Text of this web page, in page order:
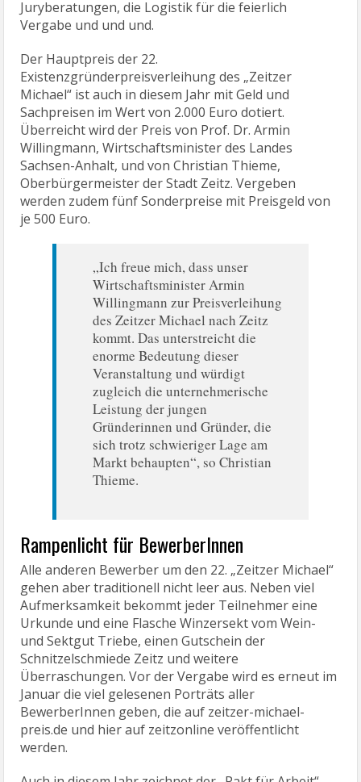
Juryberatungen, die Logistik für die feierlich
Vergabe und und und.
Der Hauptpreis der 22.
Existenzgründerpreisverleihung des „Zeitzer
Michael“ ist auch in diesem Jahr mit Geld und
Sachpreisen im Wert von 2.000 Euro dotiert.
Überreicht wird der Preis von Prof. Dr. Armin
Willingmann, Wirtschaftsminister des Landes
Sachsen-Anhalt, und von Christian Thieme,
Oberbürgermeister der Stadt Zeitz. Vergeben
werden zudem fünf Sonderpreise mit Preisgeld von
je 500 Euro.
„Ich freue mich, dass unser
Wirtschaftsminister Armin
Willingmann zur Preisverleihung
des Zeitzer Michael nach Zeitz
kommt. Das unterstreicht die
enorme Bedeutung dieser
Veranstaltung und würdigt
zugleich die unternehmerische
Leistung der jungen
Gründerinnen und Gründer, die
sich trotz schwieriger Lage am
Markt behaupten“, so Christian
Thieme.
Rampenlicht für BewerberInnen
Alle anderen Bewerber um den 22. „Zeitzer Michael“
gehen aber traditionell nicht leer aus. Neben viel
Aufmerksamkeit bekommt jeder Teilnehmer eine
Urkunde und eine Flasche Winzersekt vom Wein-
und Sektgut Triebe, einen Gutschein der
Schnitzelschmiede Zeitz und weitere
Überraschungen. Vor der Vergabe wird es erneut im
Januar die viel gelesenen Porträts aller
BewerberInnen geben, die auf zeitzer-michael-
preis.de und hier auf zeitzonline veröffentlicht
werden.